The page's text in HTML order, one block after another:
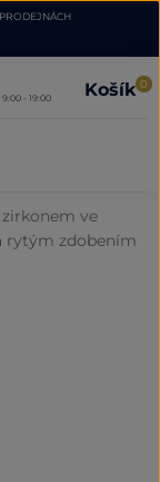
- 19:00 Košík 0
ve
rytým zdobením